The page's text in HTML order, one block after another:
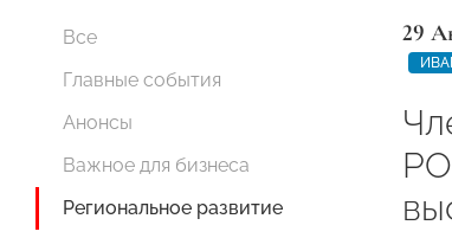
Все
Главные события
Анонсы
Важное для бизнеса
Региональное развитие
29